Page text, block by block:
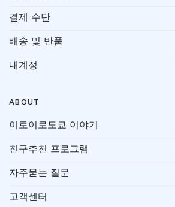
결제 수단
배송 및 반품
내계정
ABOUT
이로이로도쿄 이야기
친구추천 프로그램
자주묻는 질문
고객센터